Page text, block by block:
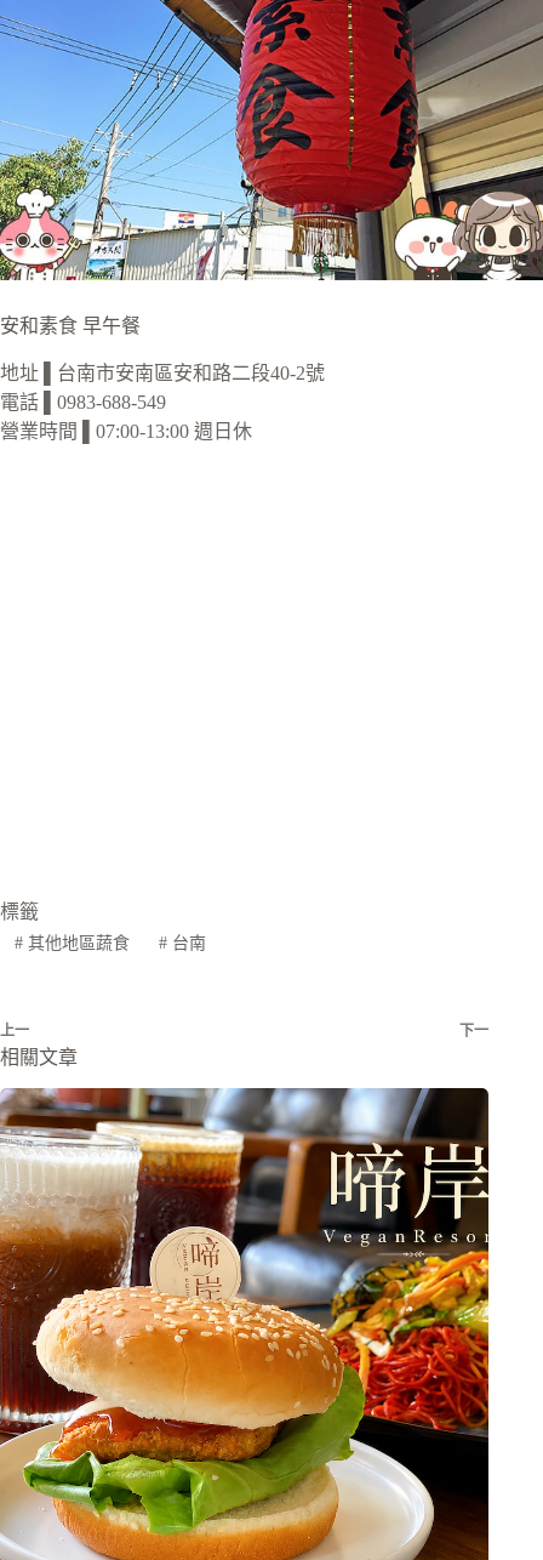
安和素食 早午餐
地址 ▌台南市安南區安和路二段40-2號
電話 ▌0983-688-549
營業時間 ▌07:00-13:00 週日休
標籤
#其他地區蔬食 #台南
上一 下一
相關文章